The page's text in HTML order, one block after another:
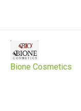
Bione Cosmetics